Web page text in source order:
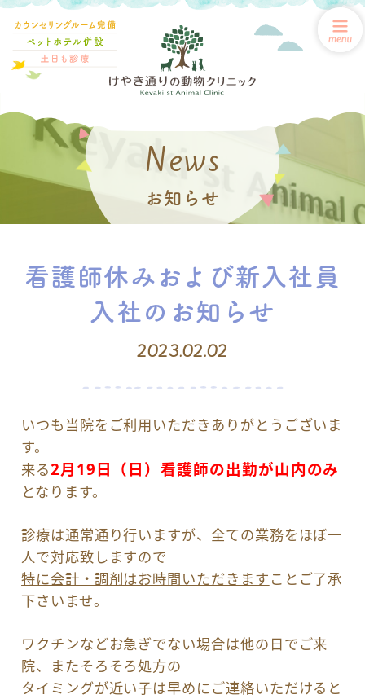
News
お知らせ
看護師休みおよび新入社員
入社のお知らせ
2023.02.02
いつも当院をご利用いただきありがとうございま
す。
来る2月19日（日）看護師の出勤が山内のみ
となります。
診療は通常通り行いますが、全ての業務をほぼ一
人で対応致しますので
特に会計・調剤はお時間いただきます ことご了承
下さいませ。
ワクチンなどお急ぎでない場合は他の日でご来
院、またそろそろ処方の
タイミングが近い子は早めにご連絡いただけると